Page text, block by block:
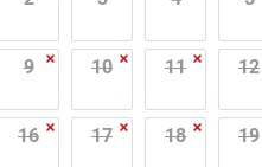
9 10 11 12
16 17 18 19